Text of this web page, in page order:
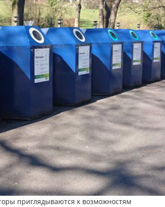
приглядываются к возможностям